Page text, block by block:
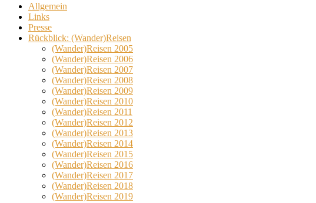
Allgemein
Links
Presse
Rückblick: (Wander)Reisen
(Wander)Reisen 2005
(Wander)Reisen 2006
(Wander)Reisen 2007
(Wander)Reisen 2008
(Wander)Reisen 2009
(Wander)Reisen 2010
(Wander)Reisen 2011
(Wander)Reisen 2012
(Wander)Reisen 2013
(Wander)Reisen 2014
(Wander)Reisen 2015
(Wander)Reisen 2016
(Wander)Reisen 2017
(Wander)Reisen 2018
(Wander)Reisen 2019